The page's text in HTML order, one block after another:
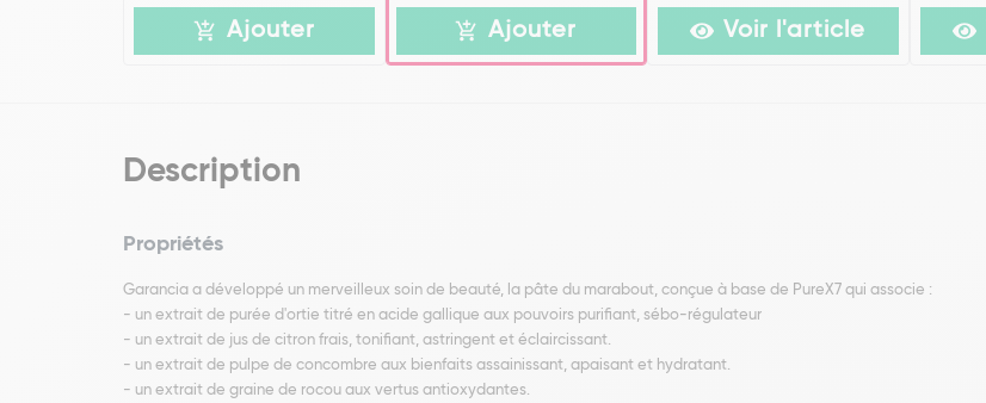
Ajouter Ajouter Voir l'article
Description
Propriétés
Garancia a développé un merveilleux soin de beauté, la pâte du marabout, conçue à base de PureX7 qui associe :
- un extrait de purée d'ortie titré en acide gallique aux pouvoirs purifiant, sébo-régulateur
- un extrait de jus de citron frais, tonifiant, astringent et éclaircissant.
- un extrait de pulpe de concombre aux bienfaits assainissant, apaisant et hydratant.
- un extrait de graine de rocou aux vertus antioxydantes.